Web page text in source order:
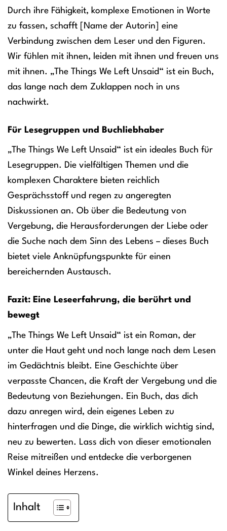
Durch ihre Fähigkeit, komplexe Emotionen in Worte
zu fassen, schafft [Name der Autorin] eine
Verbindung zwischen dem Leser und den Figuren.
Wir fühlen mit ihnen, leiden mit ihnen und freuen uns
mit ihnen. „The Things We Left Unsaid“ ist ein Buch,
das lange nach dem Zuklappen noch in uns
nachwirkt.
Für Lesegruppen und Buchliebhaber
„The Things We Left Unsaid“ ist ein ideales Buch für
Lesegruppen. Die vielfältigen Themen und die
komplexen Charaktere bieten reichlich
Gesprächsstoff und regen zu angeregten
Diskussionen an. Ob über die Bedeutung von
Vergebung, die Herausforderungen der Liebe oder
die Suche nach dem Sinn des Lebens – dieses Buch
bietet viele Anknüpfungspunkte für einen
bereichernden Austausch.
Fazit: Eine Leseerfahrung, die berührt und
bewegt
„The Things We Left Unsaid“ ist ein Roman, der
unter die Haut geht und noch lange nach dem Lesen
im Gedächtnis bleibt. Eine Geschichte über
verpasste Chancen, die Kraft der Vergebung und die
Bedeutung von Beziehungen. Ein Buch, das dich
dazu anregen wird, dein eigenes Leben zu
hinterfragen und die Dinge, die wirklich wichtig sind,
neu zu bewerten. Lass dich von dieser emotionalen
Reise mitreißen und entdecke die verborgenen
Winkel deines Herzens.
Inhalt